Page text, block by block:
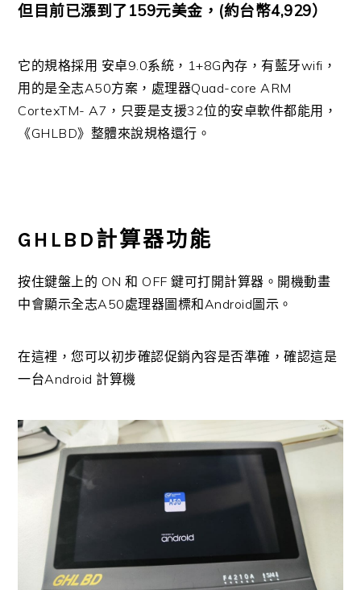
但目前已漲到了159元美金，(約台幣4,929）
它的規格採用 安卓9.0系統，1+8G內存，有藍牙wifi，
用的是全志A50方案，處理器Quad-core ARM
CortexTM- A7，只要是支援32位的安卓軟件都能用，
《GHLBD》整體來說規格還行。
GHLBD計算器功能
按住鍵盤上的 ON 和 OFF 鍵可打開計算器。開機動畫
中會顯示全志A50處理器圖標和Android圖示。
在這裡，您可以初步確認促銷內容是否準確，確認這是
一台Android 計算機